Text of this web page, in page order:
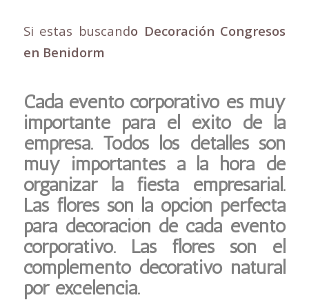
Si estas buscando Decoración Congresos
en Benidorm
Cada evento corporativo es muy
importante para el éxito de la
empresa. Todos los detalles son
muy importantes a la hora de
organizar la fiesta empresarial.
Las flores son la opción perfecta
para decoración de cada evento
corporativo. Las flores son el
complemento decorativo natural
por excelencia.